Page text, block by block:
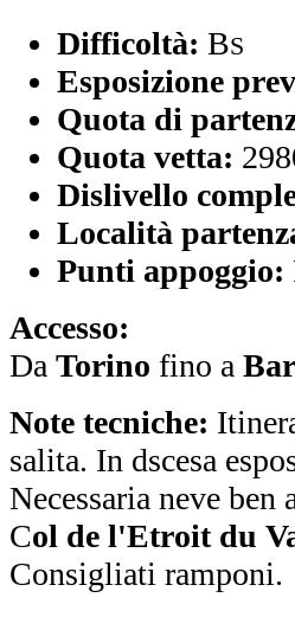
Difficoltà: BS
Esposizione
Quota di
Quota vetta:
Dislivello
Località
Punti appoggio:
Accesso:
Da Torino fino a
Note tecniche:
salita. In dscesa
Necessaria neve ben
Col de l'Etroit du
Consigliati ramponi.